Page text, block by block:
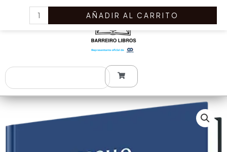
Search
Desarrollo
AÑADIR AL CARRITO